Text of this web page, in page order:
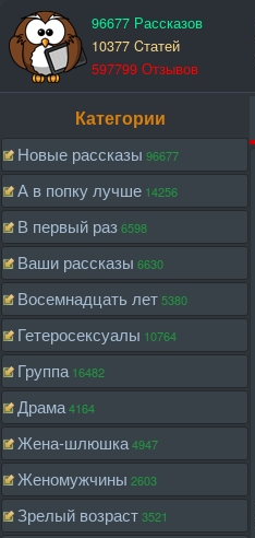
96677 Рассказов
10377 Cтатей
597799 Отзывов
Категории
Новые рассказы 96677
А в попку лучше 14256
В первый раз6598
Ваши рассказы 6630
Восемнадцать лет5380
Гетеросексуалы 10764
Группа 16482
Драма4164
Жена-шлюшка4947
Женомужчины 2603
Зрелый возраст3521